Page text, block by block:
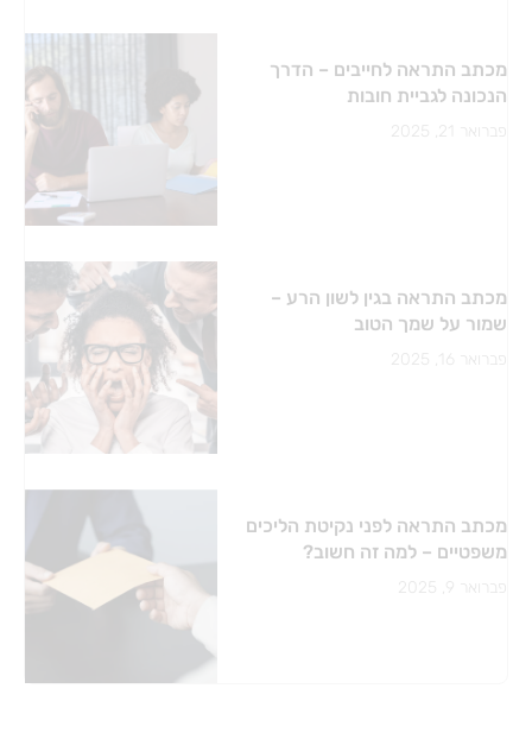
מכתב התראה לחייבים – הדרך
הנכונה לגביית חובות
פברואר 21, 2025
מכתב התראה בגין לשון הרע –
שמור על שמך הטוב
פברואר 16, 2025
מכתב התראה לפני נקיטת הליכים
משפטיים – למה זה חשוב?
פברואר 9, 2025